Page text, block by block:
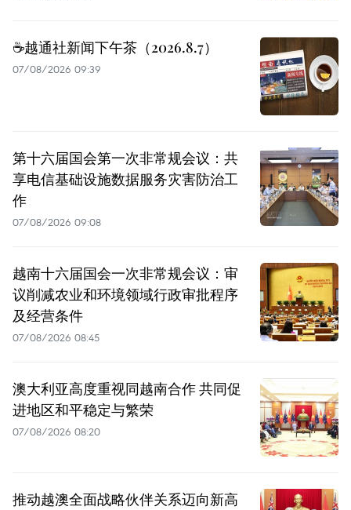
☕️越通社新闻下午茶（2026.8.7）
07/08/2026 09:39
第十六届国会第一次非常规会议：共
享电信基础设施数据服务灾害防治工
作
07/08/2026 09:08
越南十六届国会一次非常规会议：审
议削减农业和环境领域行政审批程序
及经营条件
07/08/2026 08:45
澳大利亚高度重视同越南合作 共同促
进地区和平稳定与繁荣
07/08/2026 08:20
推动越澳全面战略伙伴关系迈向新高